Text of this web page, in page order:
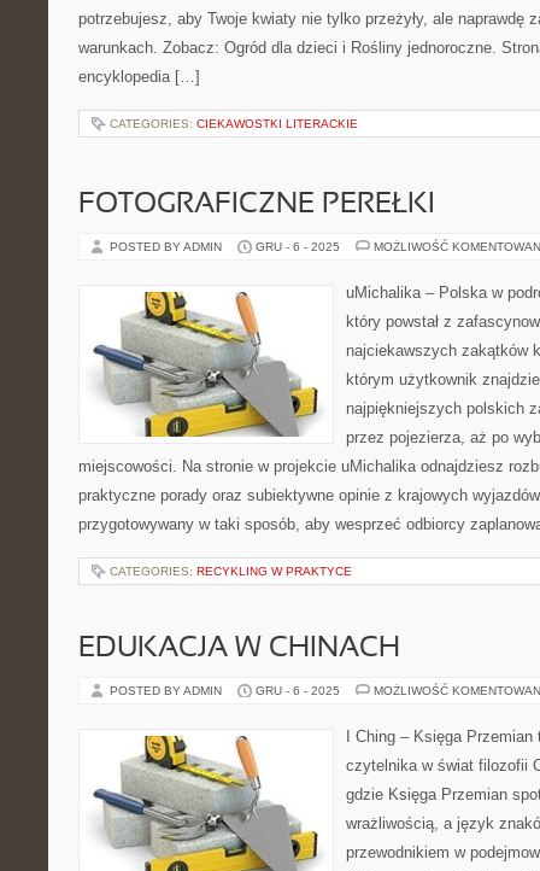
potrzebujesz, aby Twoje kwiaty nie tylko przeżyły, ale naprawdę
warunkach. Zobacz: Ogród dla dzieci i Rośliny jednoroczne.
encyklopedia […]
CATEGORIES: CIEKAWOSTKI LITERACKIE
FOTOGRAFICZNE PEREŁKI
POSTED BY ADMIN GRU - 6 - 2025 MOŻLIWOŚĆ
uMichalika – Polska w
który powstał z
najciekawszych zakątków
którym użytkownik
najpiękniejszych polskich
przez pojezierza, aż po
miejscowości. Na stronie w projekcie uMichalika odnajdziesz
praktyczne porady oraz subiektywne opinie z krajowych
przygotowywany w taki sposób, aby wesprzeć odbiorcy
CATEGORIES: RECYKLING W PRAKTYCE
EDUKACJA W CHINACH
POSTED BY ADMIN GRU - 6 - 2025 MOŻLIWOŚĆ
I Ching – Księga
czytelnika w świat filozofii
gdzie Księga Przemian
wrażliwością, a język
przewodnikiem w